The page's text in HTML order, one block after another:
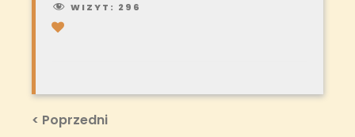
WIZYT: 296
Nawigacja
Previous
< Poprzedni